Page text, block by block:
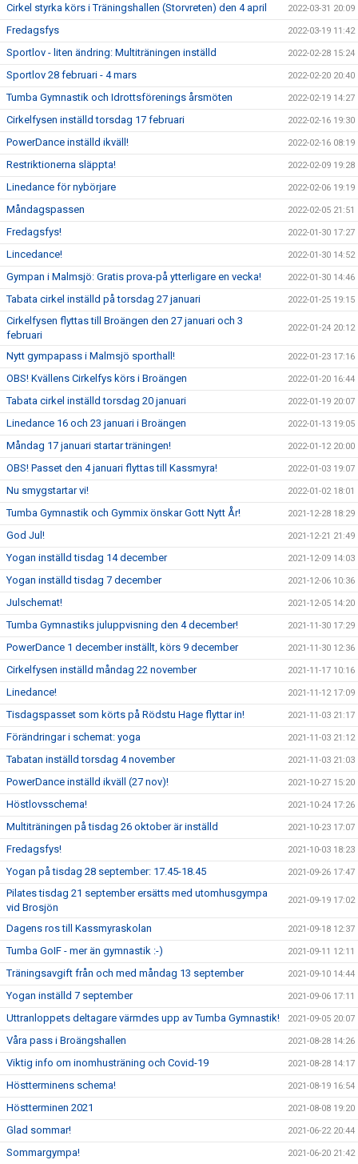
Cirkel styrka körs i Träningshallen (Storvreten) den 4 april 2022-03-31 20:09
Fredagsfys 2022-03-19 11:42
Sportlov - liten ändring: Multiträningen inställd 2022-02-28 15:24
Sportlov 28 februari - 4 mars 2022-02-20 20:40
Tumba Gymnastik och Idrottsförenings årsmöten 2022-02-19 14:27
Cirkelfysen inställd torsdag 17 februari 2022-02-16 19:30
PowerDance inställd ikväll! 2022-02-16 08:19
Restriktionerna släppta! 2022-02-09 19:28
Linedance för nybörjare 2022-02-06 19:19
Måndagspassen 2022-02-05 21:51
Fredagsfys! 2022-01-30 17:27
Lincedance! 2022-01-30 14:52
Gympan i Malmsjö: Gratis prova-på ytterligare en vecka! 2022-01-30 14:46
Tabata cirkel inställd på torsdag 27 januari 2022-01-25 19:15
Cirkelfysen flyttas till Broängen den 27 januari och 3
februari
2022-01-24 20:12
Nytt gympapass i Malmsjö sporthall! 2022-01-23 17:16
OBS! Kvällens Cirkelfys körs i Broängen 2022-01-20 16:44
Tabata cirkel inställd torsdag 20 januari 2022-01-19 20:07
Linedance 16 och 23 januari i Broängen 2022-01-13 19:05
Måndag 17 januari startar träningen! 2022-01-12 20:00
OBS! Passet den 4 januari flyttas till Kassmyra! 2022-01-03 19:07
Nu smygstartar vi! 2022-01-02 18:01
Tumba Gymnastik och Gymmix önskar Gott Nytt År! 2021-12-28 18:29
God Jul! 2021-12-21 21:49
Yogan inställd tisdag 14 december 2021-12-09 14:03
Yogan inställd tisdag 7 december 2021-12-06 10:36
Julschemat! 2021-12-05 14:20
Tumba Gymnastiks juluppvisning den 4 december! 2021-11-30 17:29
PowerDance 1 december inställt, körs 9 december 2021-11-30 12:36
Cirkelfysen inställd måndag 22 november 2021-11-17 10:16
Linedance! 2021-11-12 17:09
Tisdagspasset som körts på Rödstu Hage flyttar in! 2021-11-03 21:17
Förändringar i schemat: yoga 2021-11-03 21:12
Tabatan inställd torsdag 4 november 2021-11-03 21:03
PowerDance inställd ikväll (27 nov)! 2021-10-27 15:20
Höstlovsschema! 2021-10-24 17:26
Multiträningen på tisdag 26 oktober är inställd 2021-10-23 17:07
Fredagsfys! 2021-10-03 18:23
Yogan på tisdag 28 september: 17.45-18.45 2021-09-26 17:47
Pilates tisdag 21 september ersätts med utomhusgympa
vid Brosjön
2021-09-19 17:02
Dagens ros till Kassmyraskolan 2021-09-18 12:37
Tumba GoIF - mer än gymnastik :-) 2021-09-11 12:11
Träningsavgift från och med måndag 13 september 2021-09-10 14:44
Yogan inställd 7 september 2021-09-06 17:11
Uttranloppets deltagare värmdes upp av Tumba Gymnastik! 2021-09-05 20:07
Våra pass i Broängshallen 2021-08-28 14:26
Viktig info om inomhusträning och Covid-19 2021-08-28 14:17
Höstterminens schema! 2021-08-19 16:54
Höstterminen 2021 2021-08-08 19:20
Glad sommar! 2021-06-22 20:44
Sommargympa! 2021-06-20 21:42